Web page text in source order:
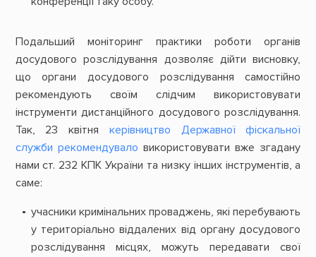
Подальший моніторинг практики роботи органів
досудового розслідування дозволяє дійти висновку,
що органи досудового розслідування самостійно
рекомендують своїм слідчим використовувати
інструменти дистанційного досудового розслідування.
Так, 23 квітня
керівництво Державної фіскальної
служби рекомендувало використовувати вже згадану
нами ст. 232 КПК України та низку інших інструментів, а
саме:
учасники кримінальних проваджень, які перебувають
у територіально віддалених від органу досудового
розслідування місцях, можуть передавати свої